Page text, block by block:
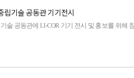
Ci Curve의 측정소요 시간을 획기적으로 단
립기술 공동관 기기전시
술 공동관에 LI-COR 기기 전시 및 홍보를 위해